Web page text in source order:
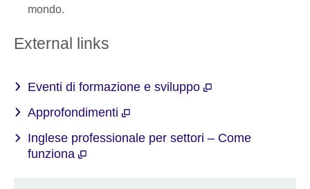
mondo.
External links
Eventi di formazione e sviluppo
Approfondimenti
Inglese professionale per settori – Come
funziona